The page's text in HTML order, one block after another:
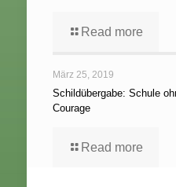
Read more
März 25, 2019
Schildübergabe: Schule
Courage
Read more